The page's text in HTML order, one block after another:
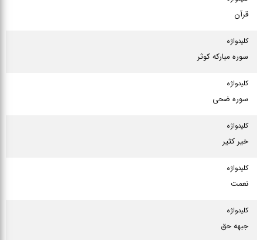
قرآن
كلیدواژه
سوره مبارکه کوثر
كلیدواژه
سوره ضحی
كلیدواژه
خیر کثیر
كلیدواژه
نعمت
كلیدواژه
جبهه حق